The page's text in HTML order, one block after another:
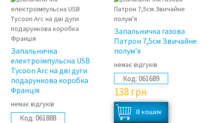
Запальничка
електроімпульсна USB
Tycoon Arc на дві дуги
подарункова коробка
Франція
немає відгуків
Код: 061888
Запальничка газова
Патрон 7,5см Звичайне
полум’я
немає відгуків
Код: 061689
138 грн